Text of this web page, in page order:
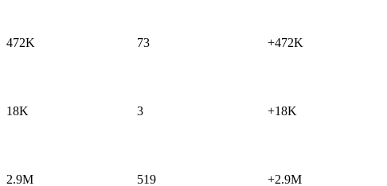
472K 73 +472K
18K 3 +18K
2.9M 519 +2.9M